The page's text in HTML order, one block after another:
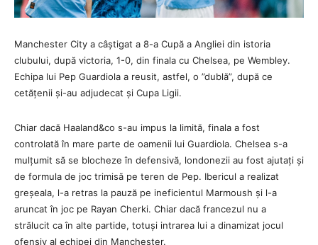
Manchester City a câștigat a 8-a Cupă a Angliei din istoria
clubului, după victoria, 1-0, din finala cu Chelsea, pe Wembley.
Echipa lui Pep Guardiola a reusit, astfel, o ”dublă”, după ce
cetățenii și-au adjudecat și Cupa Ligii.
Chiar dacă Haaland&co s-au impus la limită, finala a fost
controlată în mare parte de oamenii lui Guardiola. Chelsea s-a
mulțumit să se blocheze în defensivă, londonezii au fost ajutați și
de formula de joc trimisă pe teren de Pep. Ibericul a realizat
greșeala, l-a retras la pauză pe ineficientul Marmoush și l-a
aruncat în joc pe Rayan Cherki. Chiar dacă francezul nu a
strălucit ca în alte partide, totuși intrarea lui a dinamizat jocul
ofensiv al echipei din Manchester.